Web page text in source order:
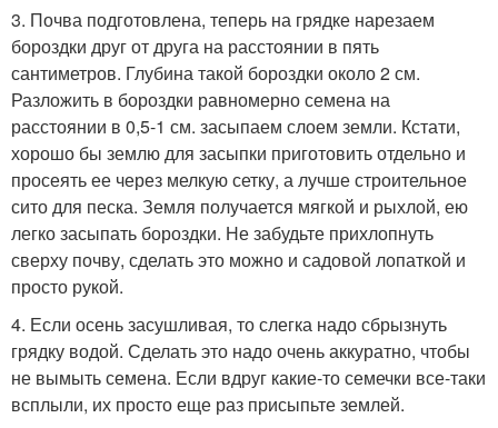
3. Почва подготовлена, теперь на грядке нарезаем
бороздки друг от друга на расстоянии в пять
сантиметров. Глубина такой бороздки около 2 см.
Разложить в бороздки равномерно семена на
расстоянии в 0,5-1 см. засыпаем слоем земли. Кстати,
хорошо бы землю для засыпки приготовить отдельно и
просеять ее через мелкую сетку, а лучше строительное
сито для песка. Земля получается мягкой и рыхлой, ею
легко засыпать бороздки. Не забудьте прихлопнуть
сверху почву, сделать это можно и садовой лопаткой и
просто рукой.
4. Если осень засушливая, то слегка надо сбрызнуть
грядку водой. Сделать это надо очень аккуратно, чтобы
не вымыть семена. Если вдруг какие-то семечки все-таки
всплыли, их просто еще раз присыпьте землей.